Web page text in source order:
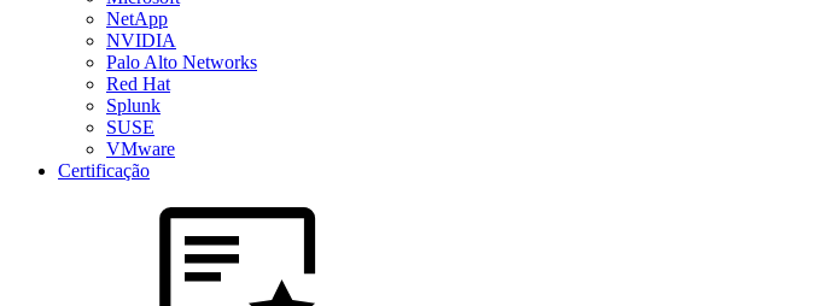
NetApp
NVIDIA
Palo Alto Networks
Red Hat
Splunk
SUSE
VMware
Certificação